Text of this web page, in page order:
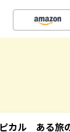
カル ある